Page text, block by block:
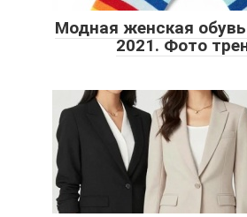
Модная женская
2021. Фото